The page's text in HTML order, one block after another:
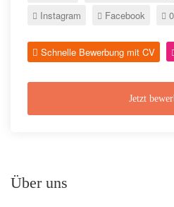
Instagram
Facebook
Schnelle Bewerbung mit CV
Jetzt
Über uns